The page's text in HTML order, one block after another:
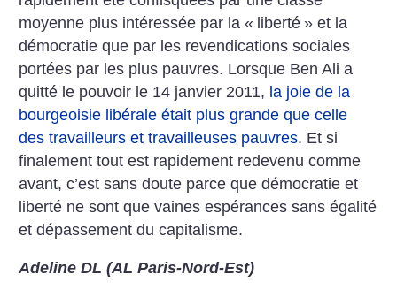
moyenne plus intéressée par la « liberté » et la
démocratie que par les revendications sociales
portées par les plus pauvres. Lorsque Ben Ali a
quitté le pouvoir le 14 janvier 2011, la joie de la
bourgeoisie libérale était plus grande que celle
des travailleurs et travailleuses pauvres. Et si
finalement tout est rapidement redevenu comme
avant, c’est sans doute parce que démocratie et
liberté ne sont que vaines espérances sans égalité
et dépassement du capitalisme.
Adeline DL (AL Paris-Nord-Est)